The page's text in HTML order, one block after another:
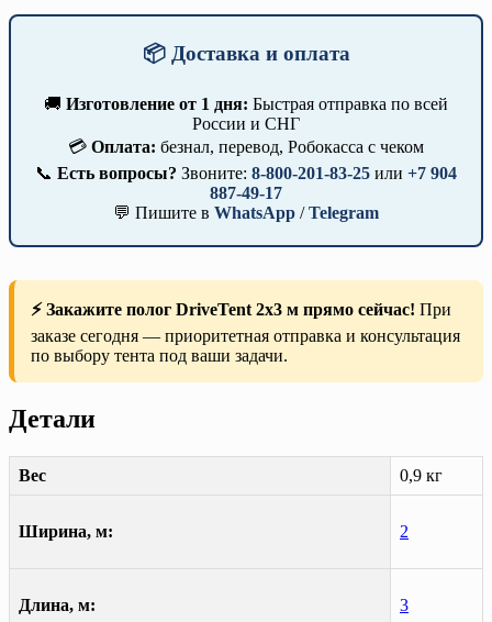
📦 Доставка и оплата
🚚 Изготовление от 1 дня: Быстрая отправка по всей
России и СНГ
💳 Оплата: безнал, перевод, Робокасса с чеком
📞 Есть вопросы? Звоните: 8-800-201-83-25 или +7 904
887-49-17
💬 Пишите в WhatsApp /Telegram
⚡ Закажите полог DriveTent 2х3 м прямо сейчас! При
заказе сегодня — приоритетная отправка и консультация
по выбору тента под ваши задачи.
Детали
Вес 0,9 кг
Ширина, м: 2
Длина, м: 3